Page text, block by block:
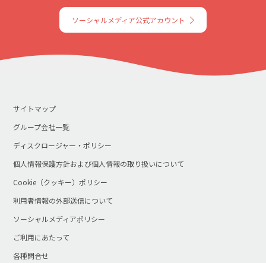
ソーシャルメディア公式アカウント
サイトマップ
グループ会社一覧
ディスクロージャー・ポリシー
個人情報保護方針および個人情報の取り扱いについて
Cookie（クッキー）ポリシー
利用者情報の外部送信について
ソーシャルメディアポリシー
ご利用にあたって
各種問合せ